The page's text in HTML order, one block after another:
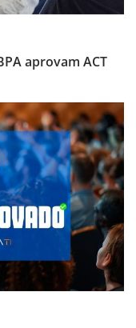
aprovam ACT